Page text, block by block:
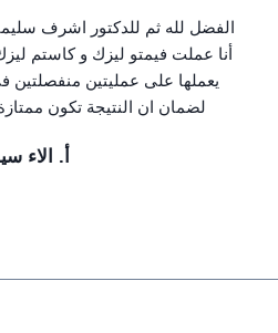
الفضل لله ثم للدكتور اشرف
أنا عملت فيمتو ليزك و كاستم
يعملها على عمليتين
لضمان ان النتيجة تكون
أ. الاء